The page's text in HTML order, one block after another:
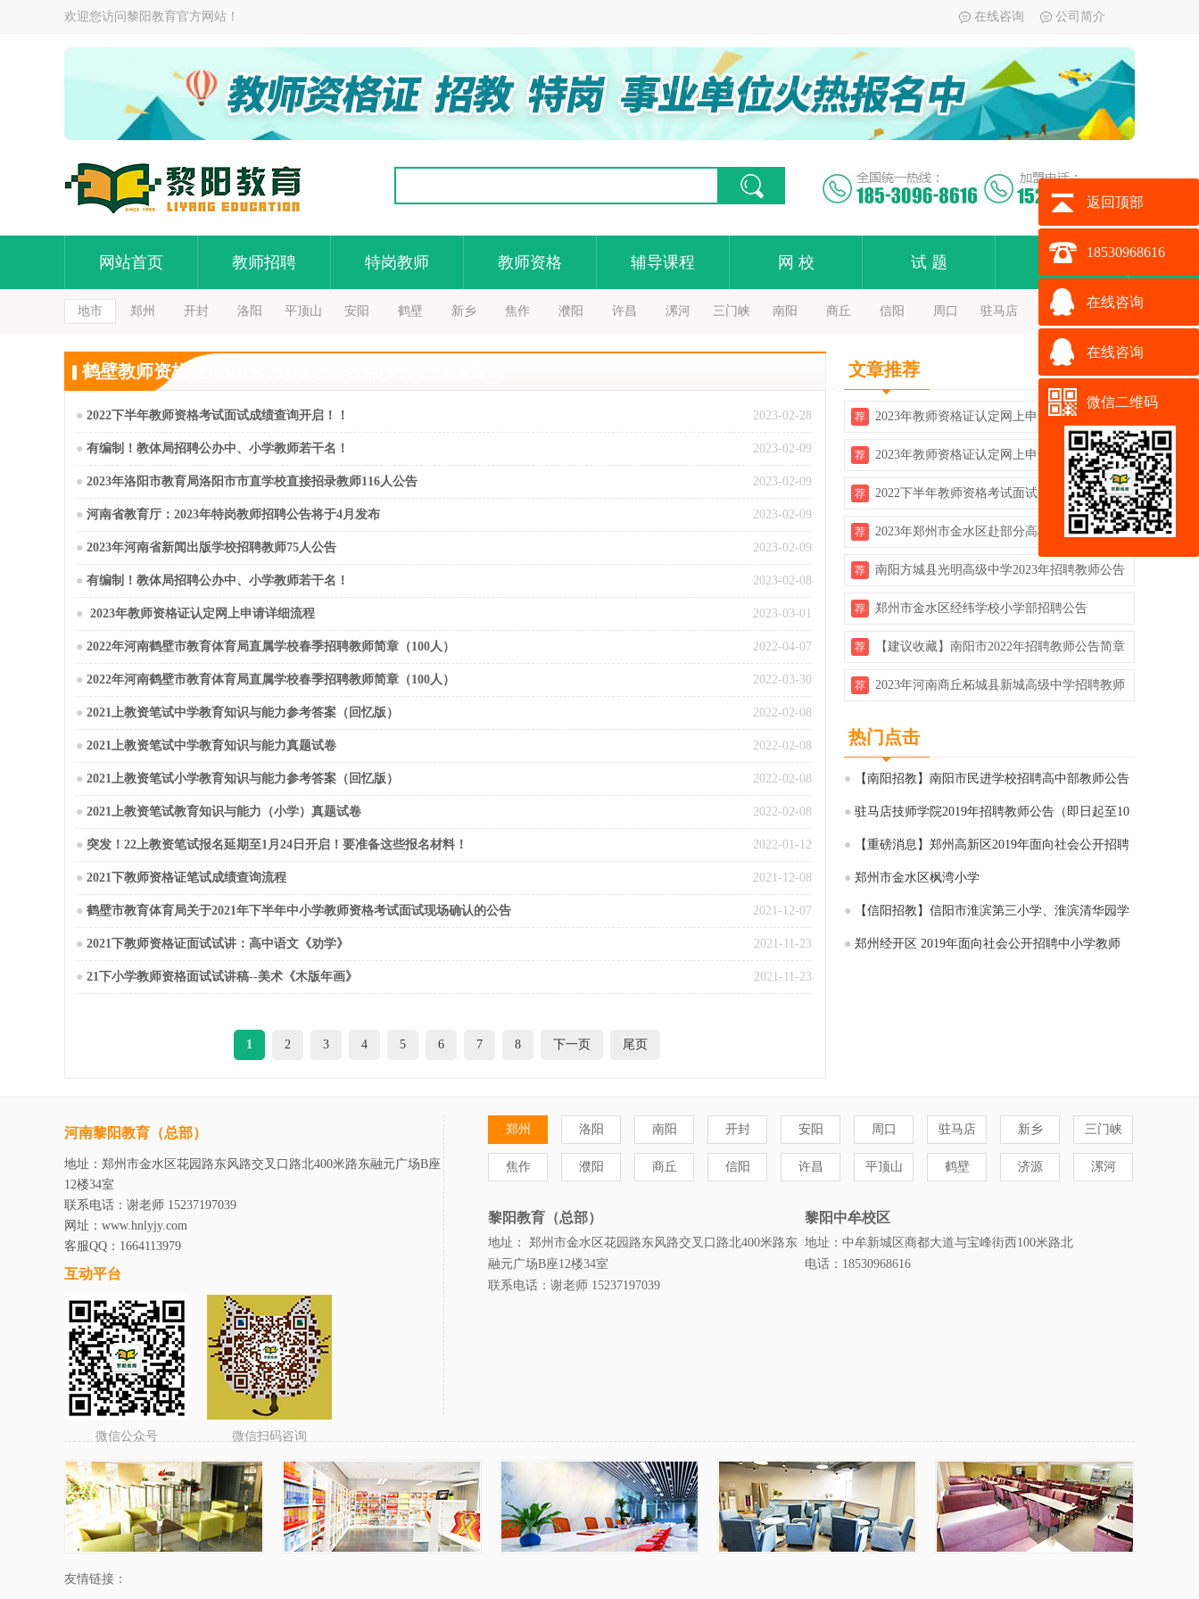
欢迎您访问黎阳教育官方网站！ 在线咨询 公司简介
网站首页 教师招聘 特岗教师 教师资格 辅导课程 网 校 试 题 加 盟
地市 郑州 开封 洛阳 平顶山 安阳 鹤壁 新乡 焦作 濮阳 许昌 漯河 三门峡 南阳 商丘 信阳 周口 驻马店
鹤壁教师资格证培训[官方]指定报名点_时间_成绩查询
● 2023-02-28
2022下半年教师资格考试面试成绩查询开启！！
● 2023-02-09
有编制！教体局招聘公办中、小学教师若干名！
● 2023-02-09
2023年洛阳市教育局洛阳市市直学校直接招录教师116人公告
● 2023-02-09
河南省教育厅：2023年特岗教师招聘公告将于4月发布
● 2023-02-09
2023年河南省新闻出版学校招聘教师75人公告
● 2023-02-08
有编制！教体局招聘公办中、小学教师若干名！
● 2023-03-01
2023年教师资格证认定网上申请详细流程
● 2022-04-07
2022年河南鹤壁市教育体育局直属学校春季招聘教师简章（100人）
● 2022-03-30
2022年河南鹤壁市教育体育局直属学校春季招聘教师简章（100人）
● 2022-02-08
2021上教资笔试中学教育知识与能力参考答案（回忆版）
● 2022-02-08
2021上教资笔试中学教育知识与能力真题试卷
● 2022-02-08
2021上教资笔试小学教育知识与能力参考答案（回忆版）
● 2022-02-08
2021上教资笔试教育知识与能力（小学）真题试卷
● 2022-01-12
突发！22上教资笔试报名延期至1月24日开启！要准备这些报名材料！
● 2021-12-08
2021下教师资格证笔试成绩查询流程
● 2021-12-07
鹤壁市教育体育局关于2021年下半年中小学教师资格考试面试现场确认的公告
● 2021-11-23
2021下教师资格证面试试讲：高中语文《劝学》
● 2021-11-23
21下小学教师资格面试试讲稿--美术《木版年画》
1 2 3 4 5 6 7 8 下一页 尾页
文章推荐
荐 2023年教师资格证认定网上申请详细流程
荐 2023年教师资格证认定网上申请详细流程
荐 2022下半年教师资格考试面试成绩查询开
启！！
荐 2023年郑州市金水区赴部分高校校园招聘120
名中学教师公告
荐 南阳方城县光明高级中学2023年招聘教师公告
（即日起报名）
荐 郑州市金水区经纬学校小学部招聘公告
荐 【建议收藏】南阳市2022年招聘教师公告简章
汇总
荐 2023年河南商丘柘城县新城高级中学招聘教师
热门点击
● 【南阳招教】南阳市民进学校招聘高中部教师公告
● 驻马店技师学院2019年招聘教师公告（即日起至10
月27日报名）
● 【重磅消息】郑州高新区2019年面向社会公开招聘
小学教师现场面试资格确认的通知
● 郑州市金水区枫湾小学
● 【信阳招教】信阳市淮滨第三小学、淮滨清华园学
校招聘教师
● 郑州经开区 2019年面向社会公开招聘中小学教师
河南黎阳教育（总部）
地址：郑州市金水区花园路东风路交叉口路北400米路东融元广场B座
12楼34室
联系电话：谢老师 15237197039
网址：www.hnlyjy.com
客服QQ：1664113979
互动平台
微信公众号 微信扫码咨询
郑州 洛阳 南阳 开封 安阳 周口 驻马店 新乡 三门峡
焦作 濮阳 商丘 信阳 许昌 平顶山 鹤壁 济源 漯河
黎阳教育（总部）
地址： 郑州市金水区花园路东风路交叉口路北400米路东
融元广场B座12楼34室
联系电话：谢老师 15237197039
黎阳中牟校区
地址：中牟新城区商都大道与宝峰街西100米路北
电话：18530968616
友情链接：
返回顶部
18530968616
在线咨询
在线咨询
微信二维码